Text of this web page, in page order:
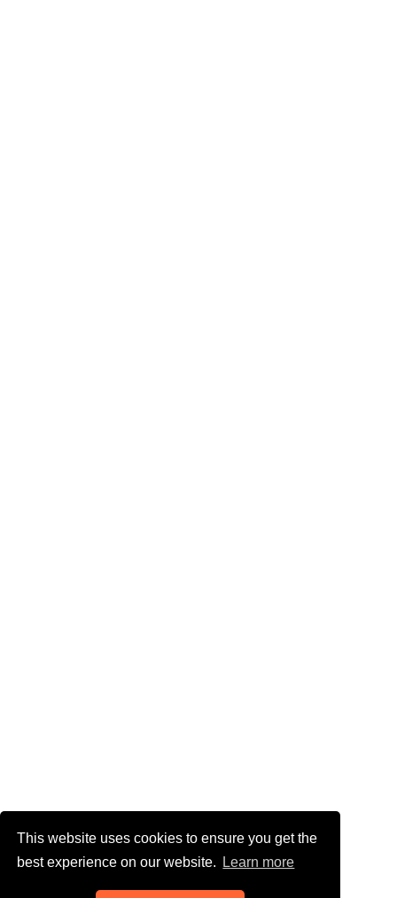
This website uses cookies to ensure you get the
best experience on our website.
Learn more